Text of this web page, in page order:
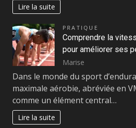
Lire la suite
PRATIQUE
Comprendre la
pour améliorer ses
Marise
Dans le monde du sport
maximale aérobie, abréviée en
comme un élément central…
Lire la suite